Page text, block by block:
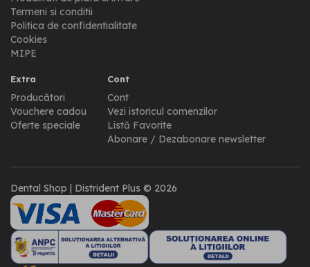
Termeni si conditii
Politica de confidentialitate
Cookies
MIPE
Extra
Producători
Vouchere cadou
Oferte speciale
Cont
Cont
Vezi istoricul comenzilor
Listă Favorite
Abonare / Dezabonare newsletter
Dental Shop | Distrident Plus © 2026